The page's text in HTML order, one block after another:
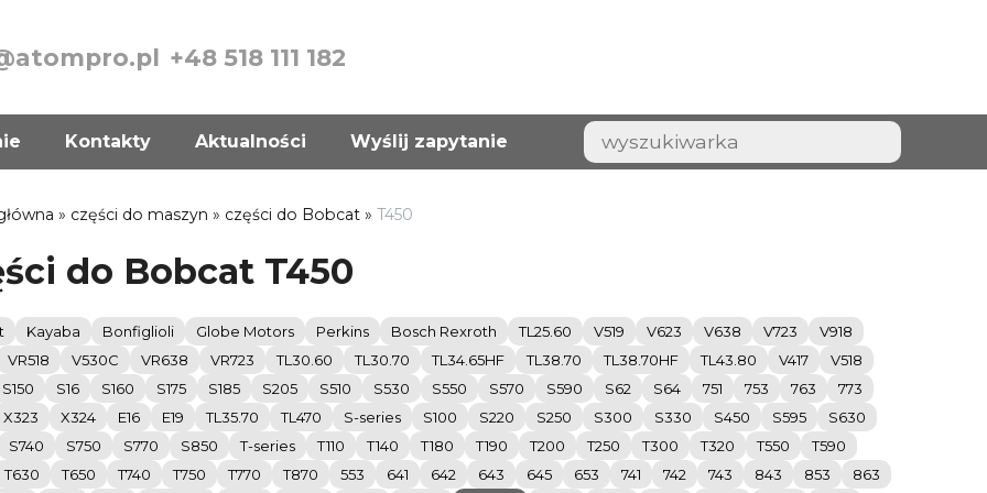
+48 518 111 182
Kontakty Aktualności Wyślij zapytanie
» części do maszyn » części do Bobcat » T450
do Bobcat T450
Kayaba Bonfiglioli Globe Motors Perkins Bosch Rexroth TL25.60 V519 V623 V638 V723
V918
VR518 V530C VR638 VR723 TL30.60 TL30.70 TL34.65HF TL38.70 TL38.70HF TL43.80 V417
V518
S150 S16 S160 S175 S185 S205 S510 S530 S550 S570 S590 S62 S64 751 753 763
773
X323 X324 E16 E19 TL35.70 TL470 S-series S100 S220 S250 S300 S330 S450 S595
S630
S740 S750 S770 S850 T-series T110 T140 T180 T190 T200 T250 T300 T320 T550
T590
T630 T650 T740 T750 T770 T870 553 641 642 643 645 653 741 742 743 843 853
863